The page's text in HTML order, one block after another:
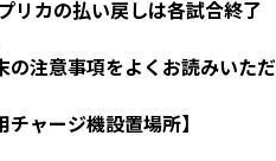
リカの払い戻しは各試合終了
の注意事項をよくお読みいただ
ャージ機設置場所】